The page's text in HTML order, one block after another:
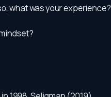
what was your experience?